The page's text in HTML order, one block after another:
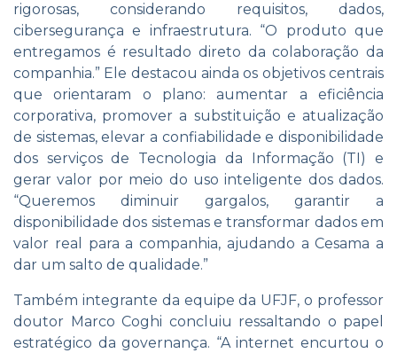
rigorosas, considerando requisitos, dados,
cibersegurança e infraestrutura. “O produto que
entregamos é resultado direto da colaboração da
companhia.” Ele destacou ainda os objetivos centrais
que orientaram o plano: aumentar a eficiência
corporativa, promover a substituição e atualização
de sistemas, elevar a confiabilidade e disponibilidade
dos serviços de Tecnologia da Informação (TI) e
gerar valor por meio do uso inteligente dos dados.
“Queremos diminuir gargalos, garantir a
disponibilidade dos sistemas e transformar dados em
valor real para a companhia, ajudando a Cesama a
dar um salto de qualidade.”
Também integrante da equipe da UFJF, o professor
doutor Marco Coghi concluiu ressaltando o papel
estratégico da governança. “A internet encurtou o